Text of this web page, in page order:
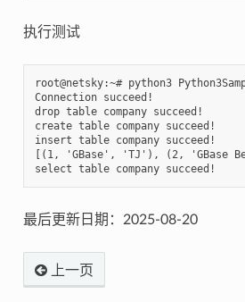
执行测试
root@netsky:~# python3
Connection succeed!
drop table company succeed!
create table company succeed!
insert table company succeed!
[(1, 'GBase', 'TJ'), (2, 'GBase
最后更新日期：2025-08-20
上一页